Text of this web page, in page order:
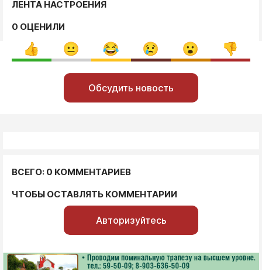
ЛЕНТА НАСТРОЕНИЯ
0 ОЦЕНИЛИ
Обсудить новость
ВСЕГО: 0 КОММЕНТАРИЕВ
ЧТОБЫ ОСТАВЛЯТЬ КОММЕНТАРИИ
Авторизуйтесь